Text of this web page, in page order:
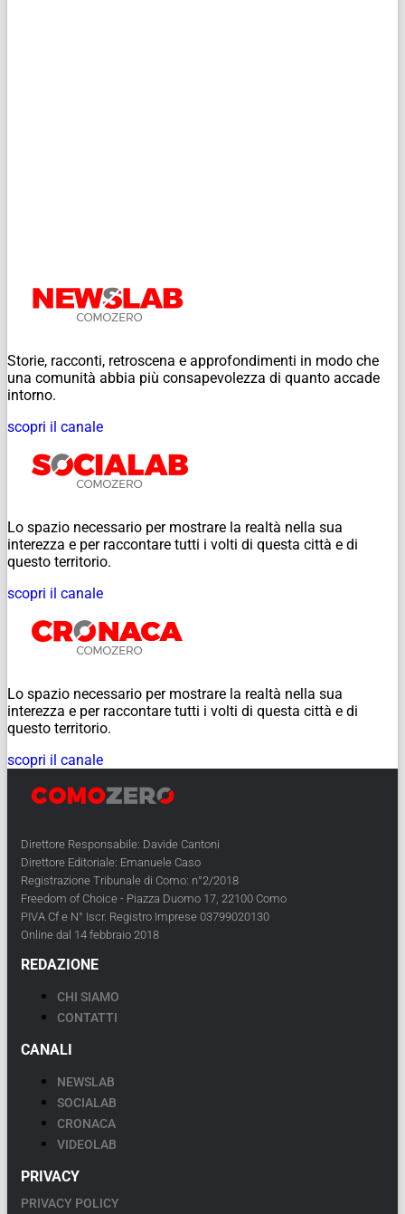
Storie, racconti, retroscena e approfondimenti in modo che
una comunità abbia più consapevolezza di quanto accade
intorno.
scopri il canale
Lo spazio necessario per mostrare la realtà nella sua
interezza e per raccontare tutti i volti di questa città e di
questo territorio.
scopri il canale
Lo spazio necessario per mostrare la realtà nella sua
interezza e per raccontare tutti i volti di questa città e di
questo territorio.
scopri il canale
Direttore Responsabile: Davide Cantoni
Direttore Editoriale: Emanuele Caso
Registrazione Tribunale di Como: n°2/2018
Freedom of Choice - Piazza Duomo 17, 22100 Como
PIVA Cf e N° Iscr. Registro Imprese 03799020130
Online dal 14 febbraio 2018
REDAZIONE
CHI SIAMO
CONTATTI
CANALI
NEWSLAB
SOCIALAB
CRONACA
VIDEOLAB
PRIVACY
PRIVACY POLICY